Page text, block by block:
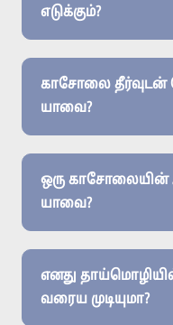
எடுக்கும்?
காசோலை
யாவை?
ஒரு காசோலையின்
யாவை?
எனது
வரைய முடியுமா?